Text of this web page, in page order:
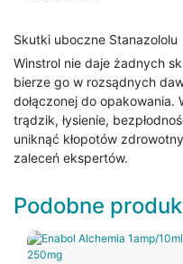
Skutki uboczne Stanazololu
Winstrol nie daje żadnych
bierze go w rozsądnych
dołączonej do opakowania.
trądzik, łysienie,
uniknąć kłopotów
zaleceń ekspertów.
Podobne